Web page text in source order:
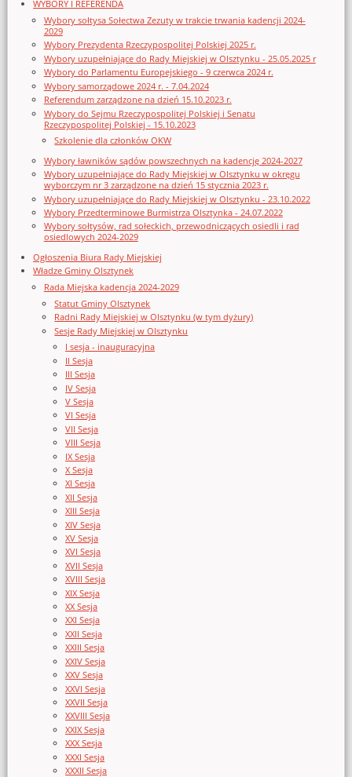
WYBORY I REFERENDA
Wybory sołtysa Sołectwa Zezuty w trakcie trwania kadencji 2024-
2029
Wybory Prezydenta Rzeczypospolitej Polskiej 2025 r.
Wybory uzupełniające do Rady Miejskiej w Olsztynku - 25.05.2025 r
Wybory do Parlamentu Europejskiego - 9 czerwca 2024 r.
Wybory samorządowe 2024 r. - 7.04.2024
Referendum zarządzone na dzień 15.10.2023 r.
Wybory do Sejmu Rzeczypospolitej Polskiej i Senatu
Rzeczypospolitej Polskiej - 15.10.2023
Szkolenie dla członków OKW
Wybory ławników sądów powszechnych na kadencję 2024-2027
Wybory uzupełniające do Rady Miejskiej w Olsztynku w okręgu
wyborczym nr 3 zarządzone na dzień 15 stycznia 2023 r.
Wybory uzupełniające do Rady Miejskiej w Olsztynku - 23.10.2022
Wybory Przedterminowe Burmistrza Olsztynka - 24.07.2022
Wybory sołtysów, rad sołeckich, przewodniczących osiedli i rad
osiedlowych 2024-2029
Ogłoszenia Biura Rady Miejskiej
Władze Gminy Olsztynek
Rada Miejska kadencja 2024-2029
Statut Gminy Olsztynek
Radni Rady Miejskiej w Olsztynku (w tym dyżury)
Sesje Rady Miejskiej w Olsztynku
I sesja - inauguracyjna
II Sesja
III Sesja
IV Sesja
V Sesja
VI Sesja
VII Sesja
VIII Sesja
IX Sesja
X Sesja
XI Sesja
XII Sesja
XIII Sesja
XIV Sesja
XV Sesja
XVI Sesja
XVII Sesja
XVIII Sesja
XIX Sesja
XX Sesja
XXI Sesja
XXII Sesja
XXIII Sesja
XXIV Sesja
XXV Sesja
XXVI Sesja
XXVII Sesja
XXVIII Sesja
XXIX Sesja
XXX Sesja
XXXI Sesja
XXXII Sesja